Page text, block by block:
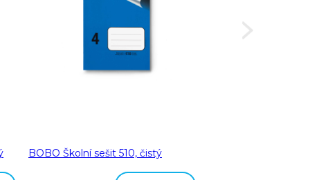
BOBO Školní sešit 510, čistý